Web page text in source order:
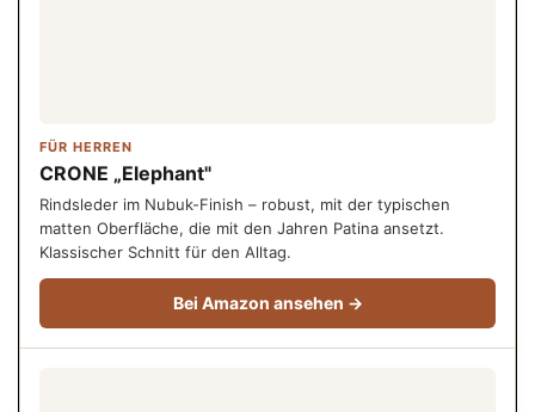
FÜR HERREN
CRONE „Elephant"
Rindsleder im Nubuk-Finish – robust, mit der typischen
matten Oberfläche, die mit den Jahren Patina ansetzt.
Klassischer Schnitt für den Alltag.
Bei Amazon ansehen →